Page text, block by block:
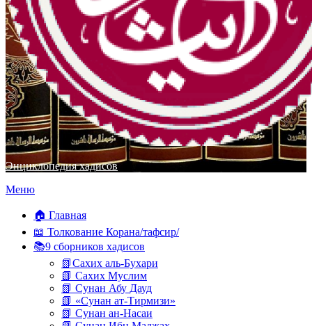
Энциклопедия хадисов
Перейти
содержимому
Меню
🏠 Главная
📖 Толкование Корана/тафсир/
📚9 сборников хадисов
📗Сахих аль-Бухари
📗 Сахих Муслим
📗 Сунан Абу Дауд
📗 «Сунан ат-Тирмизи»
📗 Сунан ан-Насаи